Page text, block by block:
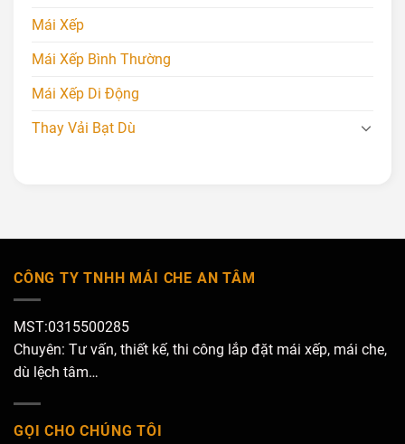
Mái Xếp
Mái Xếp Bình Thường
Mái Xếp Di Động
Thay Vải Bạt Dù
CÔNG TY TNHH MÁI CHE AN TÂM
MST:0315500285
Chuyên: Tư vấn, thiết kế, thi công lắp đặt mái xếp, mái che,
dù lệch tâm…
GỌI CHO CHÚNG TÔI